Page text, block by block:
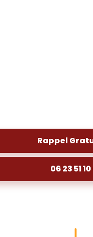
Rappel
06 23 51